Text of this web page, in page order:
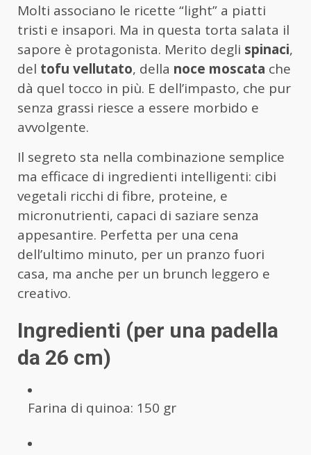
Molti associano le ricette “light” a piatti
tristi e insapori. Ma in questa torta salata il
sapore è protagonista. Merito degli spinaci,
del tofu vellutato, della noce moscata che
dà quel tocco in più. E dell’impasto, che pur
senza grassi riesce a essere morbido e
avvolgente.
Il segreto sta nella combinazione semplice
ma efficace di ingredienti intelligenti: cibi
vegetali ricchi di fibre, proteine, e
micronutrienti, capaci di saziare senza
appesantire. Perfetta per una cena
dell’ultimo minuto, per un pranzo fuori
casa, ma anche per un brunch leggero e
creativo.
Ingredienti (per una padella
da 26 cm)
Farina di quinoa: 150 gr